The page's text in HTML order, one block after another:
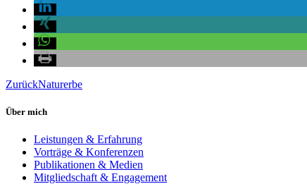
ZurückNaturerbe
Über mich
Leistungen & Erfahrung
Vorträge & Konferenzen
Publikationen & Medien
Mitgliedschaft & Engagement